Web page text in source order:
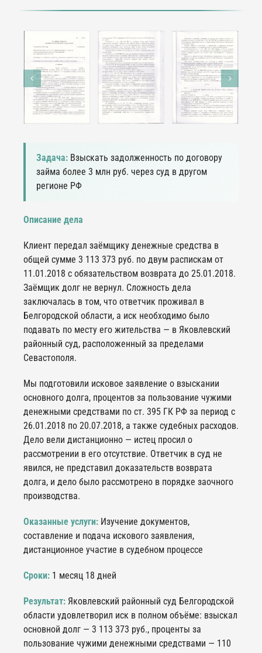
Задача:Взыскать задолженность по договору
займа более 3 млн руб. через суд в другом
регионе РФ
Описание дела
Клиент передал заёмщику денежные средства в
общей сумме 3 113 373 руб. по двум распискам от
11.01.2018 с обязательством возврата до 25.01.2018.
Заёмщик долг не вернул. Сложность дела
заключалась в том, что ответчик проживал в
Белгородской области, а иск необходимо было
подавать по месту его жительства — в Яковлевский
районный суд, расположенный за пределами
Севастополя.
Мы подготовили исковое заявление о взыскании
основного долга, процентов за пользование чужими
денежными средствами по ст. 395 ГК РФ за период с
26.01.2018 по 20.07.2018, а также судебных расходов.
Дело вели дистанционно — истец просил о
рассмотрении в его отсутствие. Ответчик в суд не
явился, не представил доказательств возврата
долга, и дело было рассмотрено в порядке заочного
производства.
Оказанные услуги:Изучение документов,
составление и подача искового заявления,
дистанционное участие в судебном процессе
Сроки:1 месяц 18 дней
Результат:Яковлевский районный суд Белгородской
области удовлетворил иск в полном объёме: взыскал
основной долг — 3 113 373 руб., проценты за
пользование чужими денежными средствами — 110